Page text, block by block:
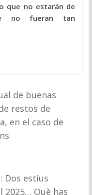
que no estarán de
no fueran tan
de buenas
restos de
en el caso de
Dos estius
2025… Què has